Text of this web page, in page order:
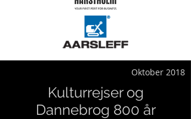
Oktober 2018
Kulturrejser og
Dannebrog 800 år